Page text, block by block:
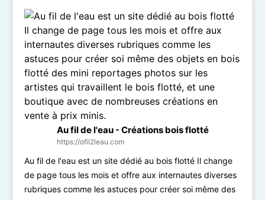
Au fil de l'eau - Créations bois flotté
https://ofil2leau.com
Au fil de l'eau est un site dédié au bois flotté Il change
de page tous les mois et offre aux internautes diverses
rubriques comme les astuces pour créer soi même des